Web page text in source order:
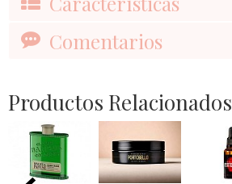
Comentarios
Productos Relacionados